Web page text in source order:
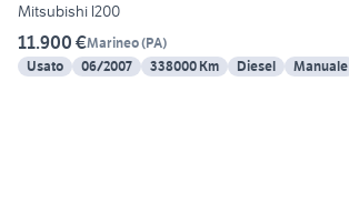
Mitsubishi l200
11.900 €Marineo(PA)
Usato
06/2007 338000 Km Diesel Manuale